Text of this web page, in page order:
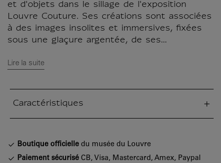
et d'objets dans le sillage de l'exposition
Louvre Couture. Ses créations sont associées
à des images insolites et immersives, fixées
sous une glaçure argentée, de ses...
Lire la suite
Caractéristiques
Boutique officielle du musée du Louvre
Paiement sécurisé CB, Visa, Mastercard, Amex, Paypal